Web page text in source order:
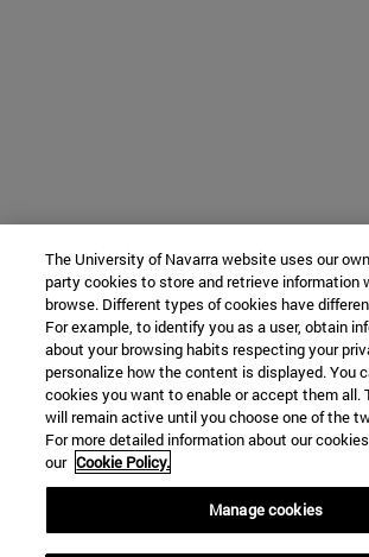
The University of Navarra website uses our
party cookies to store and retrieve information
browse. Different types of cookies have
For example, to identify you as a user, obtain
about your browsing habits respecting your
personalize how the content is displayed. You
cookies you want to enable or accept them all.
will remain active until you choose one of the
For more detailed information about our
our Cookie Policy.
Manage cookies